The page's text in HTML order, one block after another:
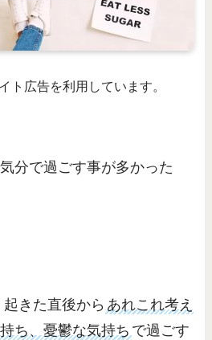
ト広告を利用しています。
分で過ごす事が多かった
きた直後から あれこれ考え
ち、憂鬱な気持ち で過ごす